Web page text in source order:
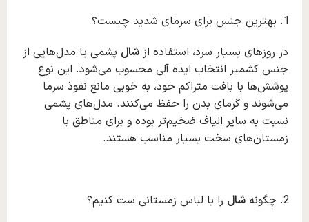
بهترین جنس برای سرمای شدید چیست؟
در روزهای بسیار سرد، استفاده از شال پشمی یا مدل‌هایی از
جنس کشمیر انتخاب ایده آلی محسوب می‌شود. این نوع
پوشش‌ها با بافت متراکم خود، به خوبی مانع نفوذ سرما
می‌شوند و گرمای بدن را حفظ می‌کنند. مدل‌های پشمی
نسبت به سایر الیاف ضخیم‌تر بوده و برای مناطق با
زمستان‌های سخت بسیار مناسب‌ هستند.
چگونه شال را با لباس زمستانی ست کنیم؟